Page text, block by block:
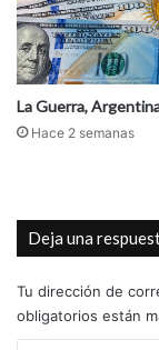
La Guerra,
Hace 2 semanas
Deja una
Tu dirección de
obligatorios están